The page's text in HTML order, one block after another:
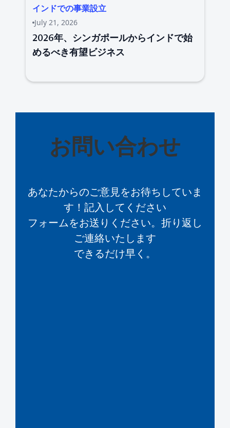
インドでの事業設立
July 21, 2026
2026年、シンガポールからインドで始
めるべき有望ビジネス
お問い合わせ
あなたからのご意見をお待ちしていま
す！記入してください
フォームをお送りください。折り返し
ご連絡いたします
できるだけ早く。